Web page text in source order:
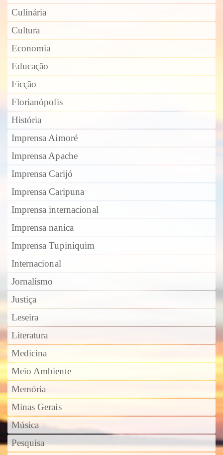
Culinária
Cultura
Economia
Educação
Ficção
Florianópolis
História
Imprensa Aimoré
Imprensa Apache
Imprensa Carijó
Imprensa Caripuna
Imprensa internacional
Imprensa nanica
Imprensa Tupiniquim
Internacional
Jornalismo
Justiça
Leseira
Literatura
Medicina
Meio Ambiente
Memória
Minas Gerais
Música
Pesquisa